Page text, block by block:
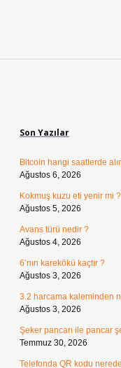
Son Yazılar
Bitcoin hangi saatlerde
Ağustos 6, 2026
Kokmuş kuzu eti yenir mi ?
Ağustos 5, 2026
Avans türü nedir ?
Ağustos 4, 2026
6’nın karekökü kaçtır ?
Ağustos 3, 2026
3.2 harcama kaleminden
Ağustos 3, 2026
Şeker pancarı ile pancar
Temmuz 30, 2026
Telefonda QR kodu